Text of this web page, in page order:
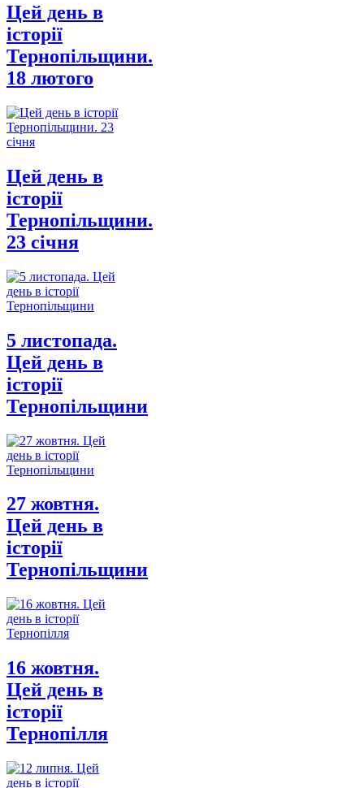
Цей день в
історії
Тернопільщини.
18 лютого
Цей день в
історії
Тернопільщини.
23 січня
5 листопада.
Цей день в
історії
Тернопільщини
27 жовтня.
Цей день в
історії
Тернопільщини
16 жовтня.
Цей день в
історії
Тернопілля